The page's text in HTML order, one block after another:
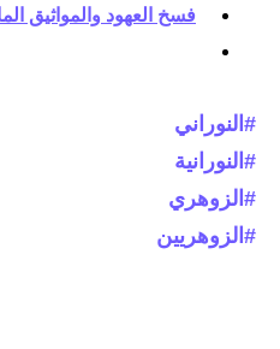
فسخ العهود والمواثيق
#النوراني
#النورانية
#الزوهري
#الزوهريين